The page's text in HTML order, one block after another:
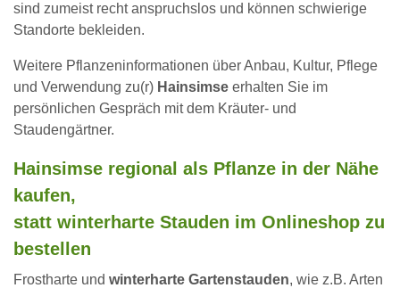
sind zumeist recht anspruchslos und können schwierige
Standorte bekleiden.
Weitere Pflanzeninformationen über Anbau, Kultur, Pflege
und Verwendung zu(r) Hainsimse erhalten Sie im
persönlichen Gespräch mit dem Kräuter- und
Staudengärtner.
Hainsimse regional als Pflanze in der Nähe
kaufen,
statt winterharte Stauden im Onlineshop zu
bestellen
Frostharte und winterharte Gartenstauden, wie z.B. Arten